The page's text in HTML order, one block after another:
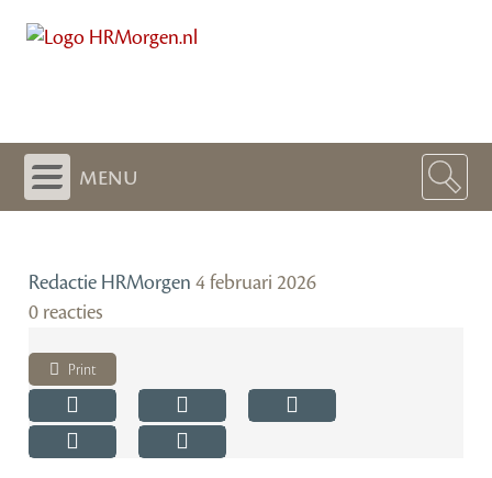
menu
Redactie HRMorgen 4 februari 2026
0 reacties
Print